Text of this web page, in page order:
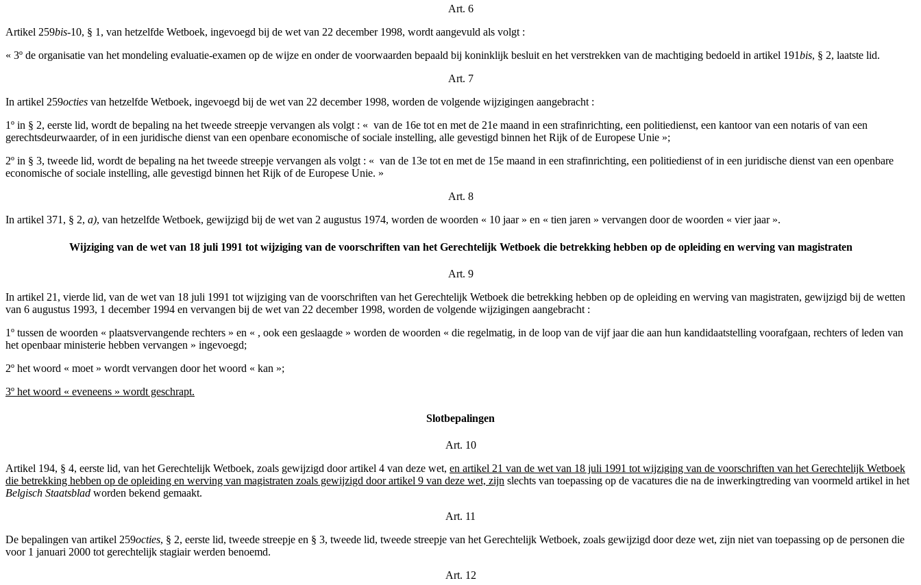
Art. 6
Artikel 259bis-10, § 1, van hetzelfde Wetboek, ingevoegd bij de wet van 22 december 1998, wordt aangevuld als volgt :
« 3º de organisatie van het mondeling evaluatie-examen op de wijze en onder de voorwaarden bepaald bij koninklijk besluit en het verstrekken van de machtiging bedoeld in artikel 191bis, § 2, laatste lid.
Art. 7
In artikel 259octies van hetzelfde Wetboek, ingevoegd bij de wet van 22 december 1998, worden de volgende wijzigingen aangebracht :
1º in § 2, eerste lid, wordt de bepaling na het tweede streepje vervangen als volgt : « ­ van de 16e tot en met de 21e maand in een strafinrichting, een politiedienst, een kantoor van een notaris of van een
gerechtsdeurwaarder, of in een juridische dienst van een openbare economische of sociale instelling, alle gevestigd binnen het Rijk of de Europese Unie »;
2º in § 3, tweede lid, wordt de bepaling na het tweede streepje vervangen als volgt : « ­ van de 13e tot en met de 15e maand in een strafinrichting, een politiedienst of in een juridische dienst van een openbare
economische of sociale instelling, alle gevestigd binnen het Rijk of de Europese Unie. »
Art. 8
In artikel 371, § 2, a), van hetzelfde Wetboek, gewijzigd bij de wet van 2 augustus 1974, worden de woorden « 10 jaar » en « tien jaren » vervangen door de woorden « vier jaar ».
Wijziging van de wet van 18 juli 1991 tot wijziging van de voorschriften van het Gerechtelijk Wetboek die betrekking hebben op de opleiding en werving van magistraten
Art. 9
In artikel 21, vierde lid, van de wet van 18 juli 1991 tot wijziging van de voorschriften van het Gerechtelijk Wetboek die betrekking hebben op de opleiding en werving van magistraten, gewijzigd bij de wetten
van 6 augustus 1993, 1 december 1994 en vervangen bij de wet van 22 december 1998, worden de volgende wijzigingen aangebracht :
1º tussen de woorden « plaatsvervangende rechters » en « , ook een geslaagde » worden de woorden « die regelmatig, in de loop van de vijf jaar die aan hun kandidaatstelling voorafgaan, rechters of leden van
het openbaar ministerie hebben vervangen » ingevoegd;
2º het woord « moet » wordt vervangen door het woord « kan »;
3º het woord « eveneens » wordt geschrapt.
Slotbepalingen
Art. 10
Artikel 194, § 4, eerste lid, van het Gerechtelijk Wetboek, zoals gewijzigd door artikel 4 van deze wet, en artikel 21 van de wet van 18 juli 1991 tot wijziging van de voorschriften van het Gerechtelijk Wetboek
die betrekking hebben op de opleiding en werving van magistraten zoals gewijzigd door artikel 9 van deze wet, zijn slechts van toepassing op de vacatures die na de inwerkingtreding van voormeld artikel in het
Belgisch Staatsblad worden bekend gemaakt.
Art. 11
De bepalingen van artikel 259octies, § 2, eerste lid, tweede streepje en § 3, tweede lid, tweede streepje van het Gerechtelijk Wetboek, zoals gewijzigd door deze wet, zijn niet van toepassing op de personen die
voor 1 januari 2000 tot gerechtelijk stagiair werden benoemd.
Art. 12